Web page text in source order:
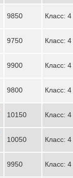
9850 Класс: 4
9750 Класс: 4
9900 Класс: 4
9800 Класс: 4
10150 Класс: 4
10050 Класс: 4
9950 Класс: 4